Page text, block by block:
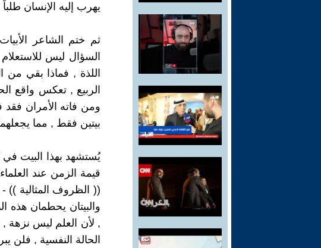
يهرب إليه الإنسان طلباً
ثم ختم الشاعر
السؤال ليس
اللذة , فماذا بقي من
الربيع , تعكس واقع
ومن فاته الأمران
بيتين فقط , مما
يُستشهد بهذا البيت
قيمة الزمن عند
(( الظروف المثالية )) -
والبيتان يحطمان هذه
, لأن العلم ليس نزهة
الحالة النفسية , فلن